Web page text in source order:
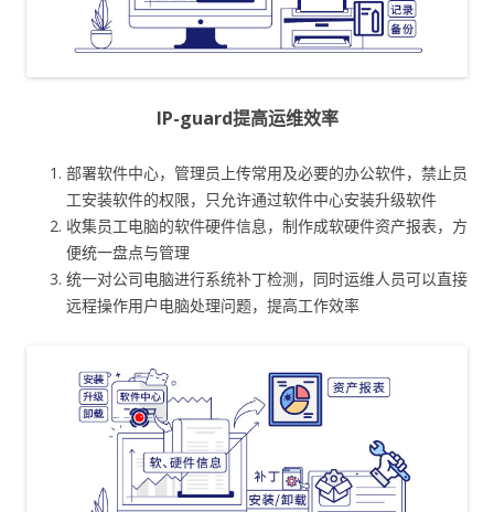
IP-guard提高运维效率
部署软件中心，管理员上传常用及必要的办公软件，禁止员
工安装软件的权限，只允许通过软件中心安装升级软件
收集员工电脑的软件硬件信息，制作成软硬件资产报表，方
便统一盘点与管理
统一对公司电脑进行系统补丁检测，同时运维人员可以直接
远程操作用户电脑处理问题，提高工作效率